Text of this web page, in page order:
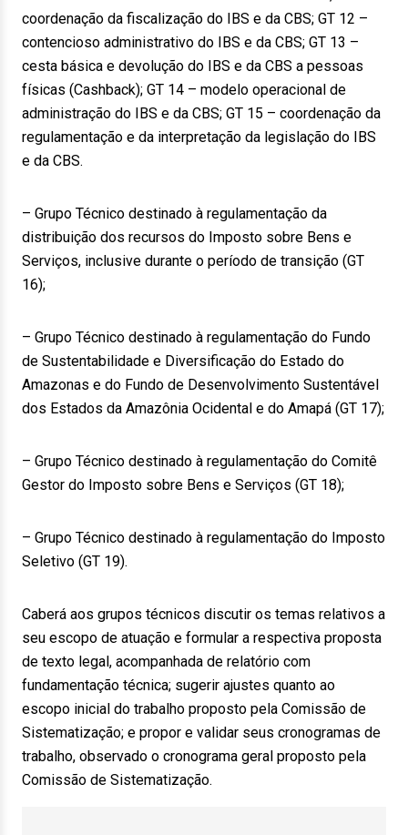
coordenação da fiscalização do IBS e da CBS; GT 12 –
contencioso administrativo do IBS e da CBS; GT 13 –
cesta básica e devolução do IBS e da CBS a pessoas
físicas (Cashback); GT 14 – modelo operacional de
administração do IBS e da CBS; GT 15 – coordenação da
regulamentação e da interpretação da legislação do IBS
e da CBS.
– Grupo Técnico destinado à regulamentação da
distribuição dos recursos do Imposto sobre Bens e
Serviços, inclusive durante o período de transição (GT
16);
– Grupo Técnico destinado à regulamentação do Fundo
de Sustentabilidade e Diversificação do Estado do
Amazonas e do Fundo de Desenvolvimento Sustentável
dos Estados da Amazônia Ocidental e do Amapá (GT 17);
– Grupo Técnico destinado à regulamentação do Comitê
Gestor do Imposto sobre Bens e Serviços (GT 18);
– Grupo Técnico destinado à regulamentação do Imposto
Seletivo (GT 19).
Caberá aos grupos técnicos discutir os temas relativos a
seu escopo de atuação e formular a respectiva proposta
de texto legal, acompanhada de relatório com
fundamentação técnica; sugerir ajustes quanto ao
escopo inicial do trabalho proposto pela Comissão de
Sistematização; e propor e validar seus cronogramas de
trabalho, observado o cronograma geral proposto pela
Comissão de Sistematização.